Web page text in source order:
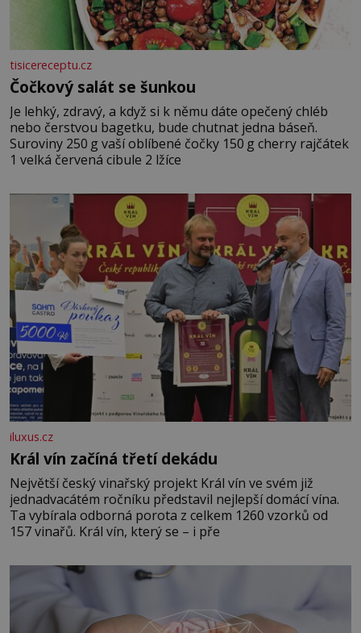
tisicereceptu.cz
Čočkový salát se šunkou
Je lehký, zdravý, a když si k němu dáte opečený chléb
nebo čerstvou bagetku, bude chutnat jedna báseň.
Suroviny 250 g vaší oblíbené čočky 150 g cherry rajčátek
1 velká červená cibule 2 lžíce
iluxus.cz
Král vín začíná třetí dekádu
Největší český vinařský projekt Král vín ve svém již
jednadvacátém ročníku představil nejlepší domácí vína.
Ta vybírala odborná porota z celkem 1260 vzorků od
157 vinařů. Král vín, který se – i pře